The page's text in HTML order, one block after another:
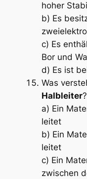
hoher
b) Es
c) Es
Bor und
d) Es ist
Was
Halbleiter?
a) Ein
leitet
b) Ein
leitet
c) Ein
zwischen